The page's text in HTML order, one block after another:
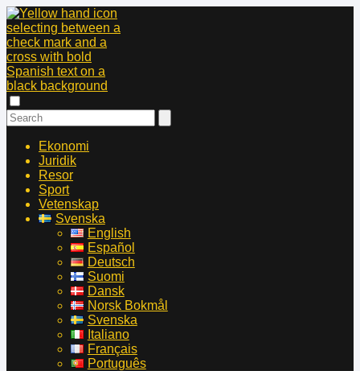
Ekonomi
Juridik
Resor
Sport
Vetenskap
Svenska
English
Español
Deutsch
Suomi
Dansk
Norsk Bokmål
Svenska
Italiano
Français
Português